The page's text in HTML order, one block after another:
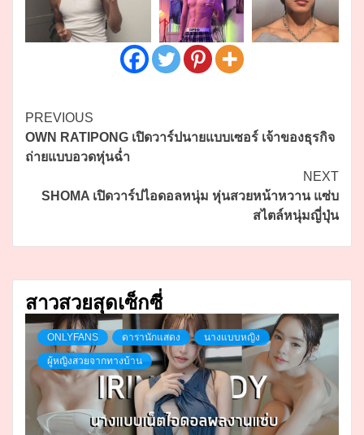
Continue
Reading
PREVIOUS
OWN RATIPONG เปิดวาร์ปนายแบบเซอร์ เจ้าของธุรกิจ
ถ่ายแบบอวดหุ่นฉ่ำ
NEXT
SHOMA เปิดวาร์ปไอดอลหนุ่ม หุ่นสวยหน้าหวาน แซ่บ
สไตล์หนุ่มญี่ปุ่น
สาวสวยสุดเซ็กซี่
ONLYFANS ดารานักแสดง นางแบบหญิง
ผู้หญิงสวยจากทางบ้าน